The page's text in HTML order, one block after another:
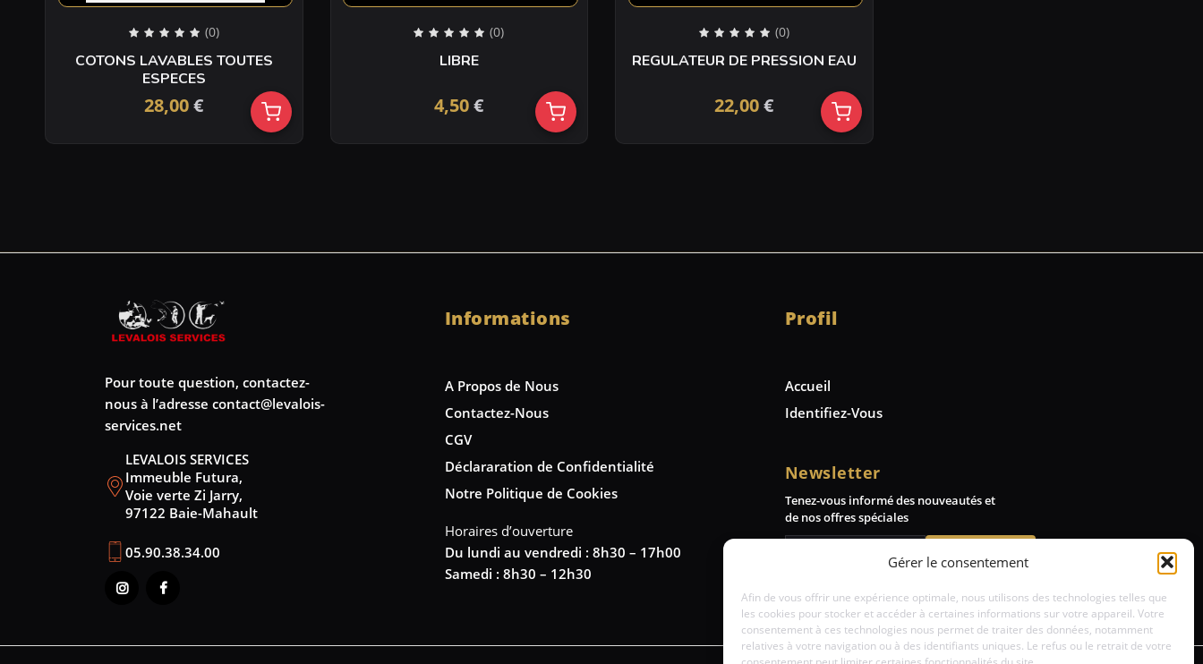
Gérer le consentement
Afin de vous offrir une expérience optimale, nous utilisons des technologies telles que
les cookies pour stocker et accéder à certaines informations sur votre appareil. Votre
consentement à ces technologies nous permet de traiter des données, notamment
relatives à votre navigation ou à des identifiants uniques. Le refus ou le retrait de votre
(0)
COTONS LAVABLES TOUTES
ESPECES
28,00€
(0)
LIBRE
4,50€
(0)
REGULATEUR DE PRESSION EAU
22,00€
Pour toute question, contactez-
nous à l’adresse contact@levalois-
services.net
LEVALOIS SERVICES
Immeuble Futura,
Voie verte Zi Jarry,
97122 Baie-Mahault
05.90.38.34.00
Informations
A Propos de Nous
Contactez-Nous
CGV
Déclararation de Confidentialité
Notre Politique de Cookies
Horaires d’ouverture
Du lundi au vendredi : 8h30 – 17h00
Samedi : 8h30 – 12h30
Profil
Accueil
Identifiez-Vous
Newsletter
Tenez-vous informé des nouveautés et
de nos offres spéciales